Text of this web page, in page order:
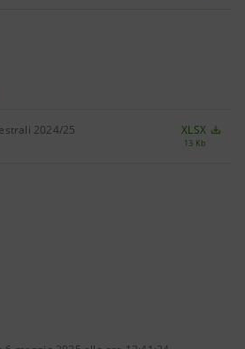
2024/25 XLSX
13 Kb